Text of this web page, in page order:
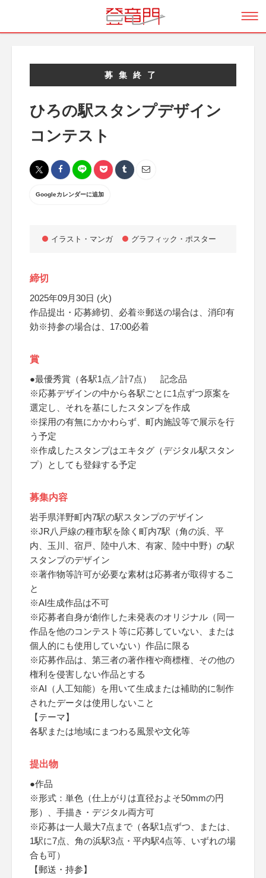
募集終了
ひろの駅スタンプデザイン
コンテスト
Googleカレンダーに追加
イラスト・マンガ グラフィック・ポスター
締切
2025年09月30日 (火)
作品提出・応募締切、必着※郵送の場合は、消印有
効※持参の場合は、17:00必着
賞
●最優秀賞（各駅1点／計7点） 記念品
※応募デザインの中から各駅ごとに1点ずつ原案を
選定し、それを基にしたスタンプを作成
※採用の有無にかかわらず、町内施設等で展示を行
う予定
※作成したスタンプはエキタグ（デジタル駅スタン
プ）としても登録する予定
募集内容
岩手県洋野町内7駅の駅スタンプのデザイン
※JR八戸線の種市駅を除く町内7駅（角の浜、平
内、玉川、宿戸、陸中八木、有家、陸中中野）の駅
スタンプのデザイン
※著作物等許可が必要な素材は応募者が取得するこ
と
※AI生成作品は不可
※応募者自身が創作した未発表のオリジナル（同一
作品を他のコンテスト等に応募していない、または
個人的にも使用していない）作品に限る
※応募作品は、第三者の著作権や商標権、その他の
権利を侵害しない作品とする
※AI（人工知能）を用いて生成または補助的に制作
されたデータは使用しないこと
【テーマ】
各駅または地域にまつわる風景や文化等
提出物
●作品
※形式：単色（仕上がりは直径およそ50mmの円
形）、手描き・デジタル両方可
※応募は一人最大7点まで（各駅1点ずつ、または、
1駅に7点、角の浜駅3点・平内駅4点等、いずれの場
合も可）
【郵送・持参】